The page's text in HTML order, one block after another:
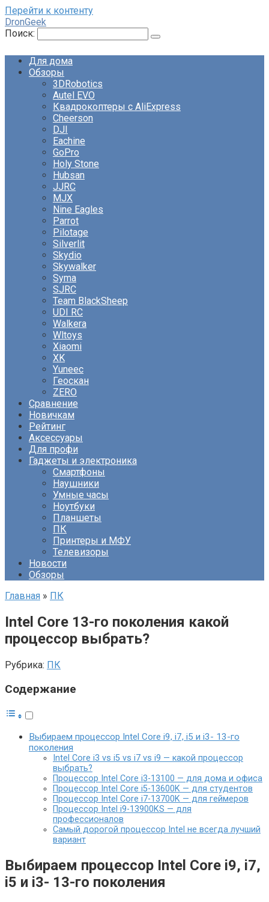
Перейти к контенту
DronGeek
Поиск:
Для дома
Обзоры
3DRobotics
Autel EVO
Квадрокоптеры с AliExpress
Cheerson
DJI
Eachine
GoPro
Holy Stone
Hubsan
JJRC
MJX
Nine Eagles
Parrot
Pilotage
Silverlit
Skydio
Skywalker
Syma
SJRC
Team BlackSheep
UDI RC
Walkera
Wltoys
Xiaomi
XK
Yuneec
Геоскан
ZERO
Сравнение
Новичкам
Рейтинг
Аксессуары
Для профи
Гаджеты и электроника
Смартфоны
Наушники
Умные часы
Ноутбуки
Планшеты
ПК
Принтеры и МФУ
Телевизоры
Новости
Обзоры
Главная » ПК
Intel Core 13-го поколения какой
процессор выбрать?
Рубрика: ПК
Содержание
Выбираем процессор Intel Core i9, i7, i5 и i3- 13-го
поколения
Intel Core i3 vs i5 vs i7 vs i9 — какой процессор
выбрать?
Процессор Intel Core i3-13100 — для дома и офиса
Процессор Intel Core i5-13600K — для студентов
Процессор Intel Core i7-13700K — для геймеров
Процессор Intel i9-13900KS — для
профессионалов
Самый дорогой процессор Intel не всегда лучший
вариант
Выбираем процессор Intel Core i9, i7,
i5 и i3- 13-го поколения